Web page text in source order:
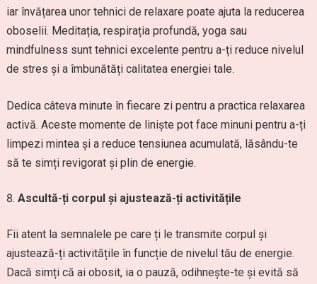
iar învățarea unor tehnici de relaxare poate ajuta la reducerea
oboselii. Meditația, respirația profundă, yoga sau
mindfulness sunt tehnici excelente pentru a-ți reduce nivelul
de stres și a îmbunătăți calitatea energiei tale.
Dedica câteva minute în fiecare zi pentru a practica relaxarea
activă. Aceste momente de liniște pot face minuni pentru a-ți
limpezi mintea și a reduce tensiunea acumulată, lăsându-te
să te simți revigorat și plin de energie.
Ascultă-ți corpul și ajustează-ți activitățile
Fii atent la semnalele pe care ți le transmite corpul și
ajustează-ți activitățile în funcție de nivelul tău de energie.
Dacă simți că ai obosit, ia o pauză, odihnește-te și evită să